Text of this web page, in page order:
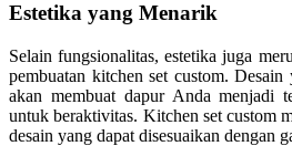
Estetika yang Menarik
Selain fungsionalitas, estetika juga
pembuatan kitchen set custom.
akan membuat dapur Anda menjadi
untuk beraktivitas. Kitchen set custom
desain yang dapat disesuaikan dengan